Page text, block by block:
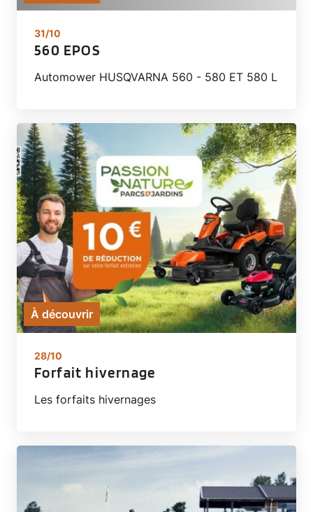
31/10
560 EPOS
Automower HUSQVARNA 560 - 580 ET 580 L
À découvrir
28/10
Forfait hivernage
Les forfaits hivernages